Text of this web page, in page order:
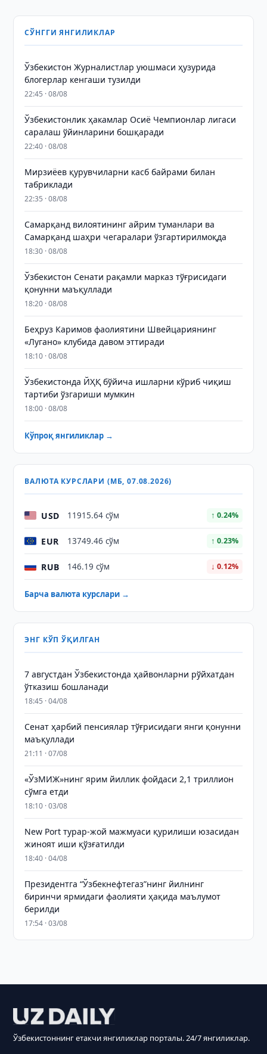
СЎНГГИ ЯНГИЛИКЛАР
Ўзбекистон Журналистлар уюшмаси ҳузурида
блогерлар кенгаши тузилди
22:45 · 08/08
Ўзбекистонлик ҳакамлар Осиё Чемпионлар лигаси
саралаш ўйинларини бошқаради
22:40 · 08/08
Мирзиёев қурувчиларни касб байрами билан
табриклади
22:35 · 08/08
Самарқанд вилоятининг айрим туманлари ва
Самарқанд шаҳри чегаралари ўзгартирилмоқда
18:30 · 08/08
Ўзбекистон Сенати рақамли марказ тўғрисидаги
қонунни маъқуллади
18:20 · 08/08
Беҳруз Каримов фаолиятини Швейцариянинг
«Лугано» клубида давом эттиради
18:10 · 08/08
Ўзбекистонда ЙҲҚ бўйича ишларни кўриб чиқиш
тартиби ўзгариши мумкин
18:00 · 08/08
Кўпроқ янгиликлар →
ВАЛЮТА КУРСЛАРИ (МБ, 07.08.2026)
USD 11915.64 сўм ↑ 0.24%
EUR 13749.46 сўм ↑ 0.23%
RUB 146.19 сўм ↓ 0.12%
Барча валюта курслари →
ЭНГ КЎП ЎҚИЛГАН
7 августдан Ўзбекистонда ҳайвонларни рўйхатдан
ўтказиш бошланади
18:45 · 04/08
Сенат ҳарбий пенсиялар тўғрисидаги янги қонунни
маъқуллади
21:11 · 07/08
«ЎзМИЖ»нинг ярим йиллик фойдаси 2,1 триллион
сўмга етди
18:10 · 03/08
New Port турар-жой мажмуаси қурилиши юзасидан
жиноят иши қўзғатилди
18:40 · 04/08
Президентга “Ўзбекнефтегаз”нинг йилнинг
биринчи ярмидаги фаолияти ҳақида маълумот
берилди
17:54 · 03/08
Ўзбекистоннинг етакчи янгиликлар порталы. 24/7 янгиликлар.